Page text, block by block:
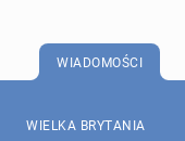
WIADOMOŚCI
WIELKA BRYTANIA